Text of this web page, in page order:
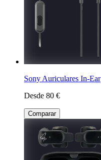
Sony Auriculares In-Ear
Desde 80 €
Comparar